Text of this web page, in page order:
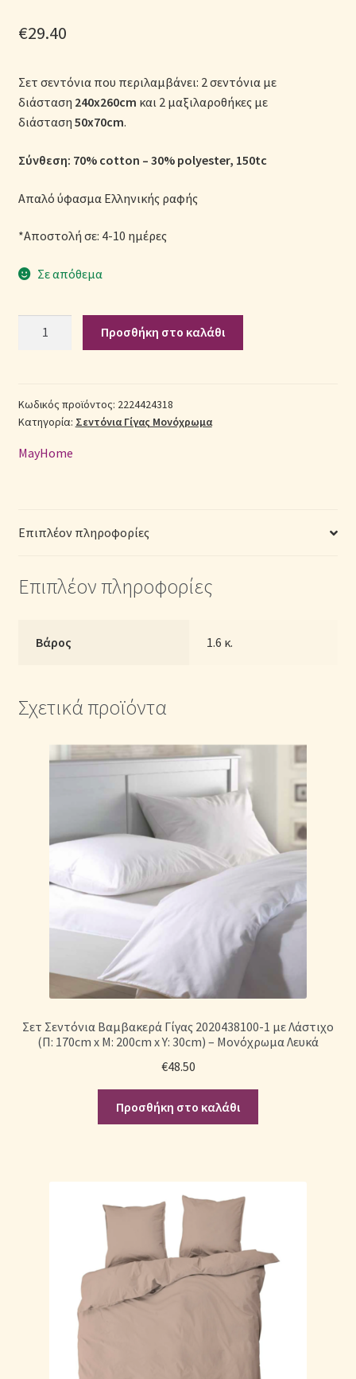
Όροι Χρήσης
Πικέ Κουβέρτες
Πολιτική cookie
€29.40
Σετ σεντόνια που περιλαμβάνει: 2 σεντόνια με
διάσταση 240x260cm και 2 μαξιλαροθήκες με
διάσταση 50x70cm.
Σύνθεση: 70% cotton – 30% polyester, 150tc
Απαλό ύφασμα Ελληνικής ραφής
*Αποστολή σε: 4-10 ημέρες
Σε απόθεμα
2224424318
(Π:
x
Μονόχρωμα
ποσότητα
Προσθήκη στο καλάθι
Κωδικός προϊόντος: 2224424318
Κατηγορία: Σεντόνια Γίγας Μονόχρωμα
MayHome
Επιπλέον πληροφορίες
Επιπλέον πληροφορίες
Βάρος 1.6 κ.
Σχετικά προϊόντα
Σετ Σεντόνια Βαμβακερά Γίγας 2020438100-1 με Λάστιχο
(Π: 170cm x Μ: 200cm x Υ: 30cm) – Μονόχρωμα Λευκά
€48.50
Προσθήκη στο καλάθι